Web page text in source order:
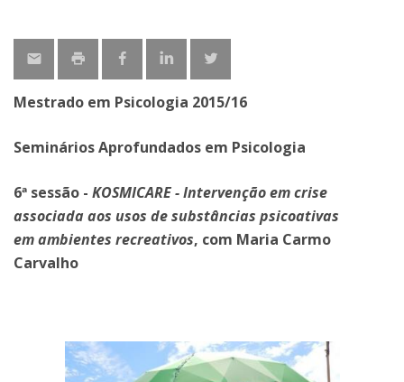
Mestrado em Psicologia 2015/16
Seminários Aprofundados em Psicologia
6ª sessão - KOSMICARE - Intervenção em crise
associada aos usos de substâncias psicoativas
emambientes recreativos, com Maria Carmo
Carvalho